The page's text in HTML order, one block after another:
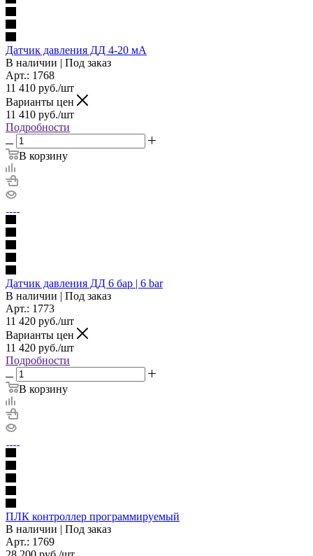
Датчик давления ДД 4-20 мА
В наличии | Под заказ
Арт.: 1768
11 410 руб./шт
Варианты цен
11 410 руб./шт
Подробности
В корзину
Датчик давления ДД 6 бар | 6 bar
В наличии | Под заказ
Арт.: 1773
11 420 руб./шт
Варианты цен
11 420 руб./шт
Подробности
В корзину
ПЛК контроллер программируемый
В наличии | Под заказ
Арт.: 1769